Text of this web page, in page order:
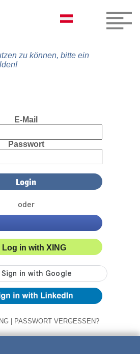
zu können, bitte ein
E-Mail
Passwort
oder
Log in with XING
| PASSWORT VERGESSEN?